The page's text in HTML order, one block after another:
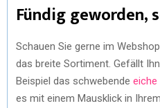
Fündig geworden,
Schauen Sie gerne im
das breite Sortiment. Gefällt
Beispiel das schwebende eiche
es mit einem Mausklick in